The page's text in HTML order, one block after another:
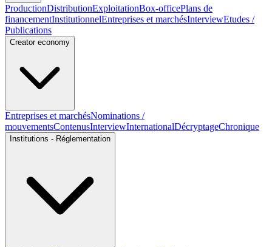
ProductionDistributionExploitationBox-officePlans de
financementInstitutionnelEntreprises et marchésInterviewEtudes /
Publications
Creator economy
Entreprises et marchésNominations /
mouvementsContenusInterviewInternationalDécryptageChronique
Institutions - Réglementation